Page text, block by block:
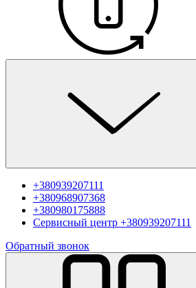
+380939207111
+380968907368
+380980175888
Сервисный центр +380939207111
Обратный звонок